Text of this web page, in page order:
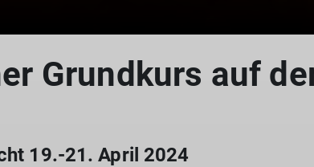
Grundkurs auf
19.-21. April 2024